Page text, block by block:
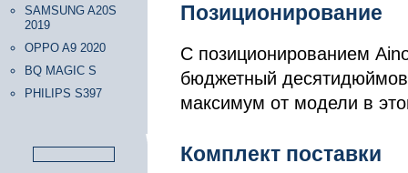
SAMSUNG A20S
2019
OPPO A9 2020
BQ MAGIC S
PHILIPS S397
Позиционирование
С позиционированием
бюджетный
максимум от модели в
Комплект поставки